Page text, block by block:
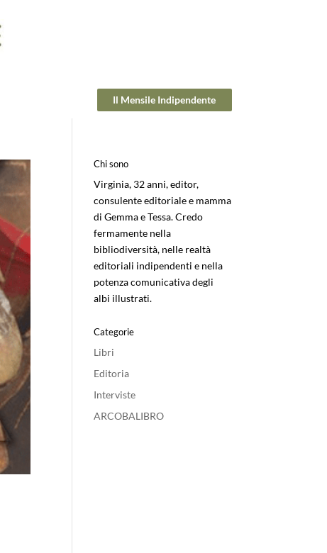
Il Mensile Indipendente
Chi sono
Virginia, 32 anni, editor,
consulente editoriale e mamma
di Gemma e Tessa. Credo
fermamente nella
bibliodiversità, nelle realtà
editoriali indipendenti e nella
potenza comunicativa degli
albi illustrati.
Categorie
Libri
Editoria
Interviste
ARCOBALIBRO